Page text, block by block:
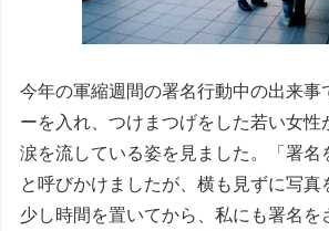
今年の軍縮週間の署名行動中の出来事
ーを入れ、つけまつげをした若い女性
涙を流している姿を見ました。「署名
と呼びかけましたが、横も見ずに写真
少し時間を置いてから、私にも署名を